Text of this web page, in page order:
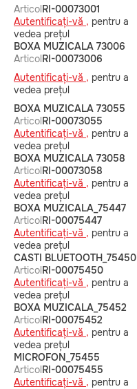
ArticolRI-00073001
Autentificați-vă , pentru a
vedea prețul
BOXA MUZICALA 73006
ArticolRI-00073006
Autentificați-vă , pentru a
vedea prețul
BOXA MUZICALA 73055
ArticolRI-00073055
Autentificați-vă , pentru a
vedea prețul
BOXA MUZICALA 73058
ArticolRI-00073058
Autentificați-vă , pentru a
vedea prețul
BOXA MUZICALA_75447
ArticolRI-00075447
Autentificați-vă , pentru a
vedea prețul
CASTI BLUETOOTH_75450
ArticolRI-00075450
Autentificați-vă , pentru a
vedea prețul
BOXA MUZICALA_75452
ArticolRI-00075452
Autentificați-vă , pentru a
vedea prețul
MICROFON_75455
ArticolRI-00075455
Autentificați-vă , pentru a